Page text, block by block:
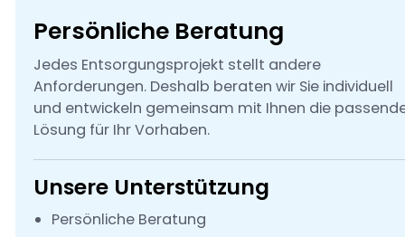
Persönliche Beratung
Jedes Entsorgungsprojekt stellt andere
Anforderungen. Deshalb beraten wir Sie individuell
und entwickeln gemeinsam mit Ihnen die
Lösung für Ihr Vorhaben.
Unsere Unterstützung
Persönliche Beratung